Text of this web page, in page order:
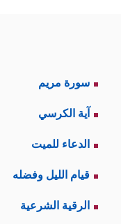
سورة مريم
آية الكرسي
الدعاء للميت
قيام الليل وفضله
الرقية الشرعية